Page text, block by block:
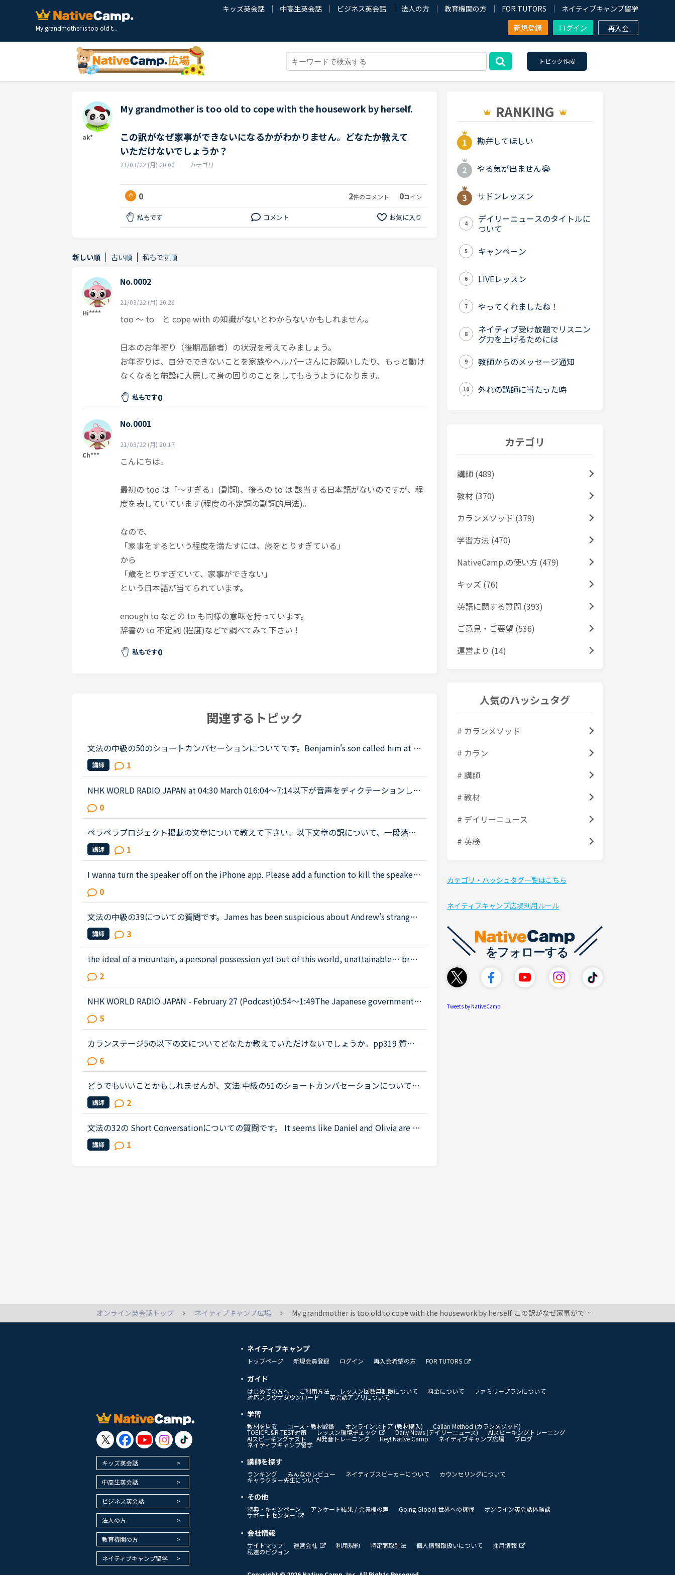
My grandmother is too old t...
キッズ英会話 中高生英会話 ビジネス英会話 法人の方 教育機関の方 FOR TUTORS
ネイティブキャンプ留学
新規登録
ログイン 再入会
トピック作成
ak*
My grandmother is too old to cope with the housework by herself.
この訳がなぜ家事ができないになるかがわかりません。どなたか教えて
いただけないでしょうか？
21/03/22 (月) 20:00 カテゴリ
0 2件のコメント 0コイン
私もです コメント お気に入り
新しい順 古い順 私もです順
Hi****
No.0002
21/03/22 (月) 20:26
too ～ to と cope with の知識がないとわからないかもしれません。
日本のお年寄り（後期高齢者）の状況を考えてみましょう。
お年寄りは、自分でできないことを家族やヘルパーさんにお願いしたり、もっと動け
なくなると施設に入居して身の回りのことをしてもらうようになります。
私もです0
Ch***
No.0001
21/03/22 (月) 20:17
こんにちは。
最初の too は「～すぎる」(副詞)、後ろの to は 該当する日本語がないのですが、程
度を表していています(程度の不定詞の副詞的用法)。
なので、
「家事をするという程度を満たすには、歳をとりすぎている」
から
「歳をとりすぎていて、家事ができない」
という日本語が当てられています。
enough to などの to も同様の意味を持っています。
辞書の to 不定詞 (程度)などで調べてみて下さい！
私もです0
関連するトピック
文法の中級の50のショートカンバセーションについてです。Benjamin's son called him at hi
s law firm while he was busy having a meeting. Benjamin &quot;What did my son say?&qu
ot; Secretary &quot;He sai...
講師 1
NHK WORLD RADIO JAPAN at 04:30 March 016:04～7:14以下が音声をディクテーションした
ものでしたが、音源が削除されてしまったので、このトピック自体をスルーしてください。A
n international research team of ...
0
ペラペラプロジェクト掲載の文章について教えて下さい。以下文章の訳について、一段落目
のI did not see enough female role model given the opportunity 〜とありますが、これは
「〜の機会が与えられた女性のロ...
講師 1
I wanna turn the speaker off on the iPhone app. Please add a function to kill the speaker
on the app.Very loud voice of tutors is coming from the speaker while tutors can not be h
earing voice of us...
0
文法の中級の39についての質問です。James has been suspicious about Andrew's strange b
ehavior lately.James「 Frankly, I don't know why you are still going to that farm. You wer
e only going there for ...
講師 3
the ideal of a mountain, a personal possession yet out of this world, unattainable… broo
ding over a country and a people which would shape the rest of my life.&quot; の意味を
教えて下さい。デイリー...
2
NHK WORLD RADIO JAPAN - February 27 (Podcast)0:54～1:49The Japanese government is
studying additional measures to prop up the tourist industry and smaller businesses hit
hard by the spread of a ne...
5
カランステージ5の以下の文についてどなたか教えていただけないでしょうか。pp319 質
問 What do you think you should do if you want to make a lot of money ?回答 If you★
want to make a lot of money, I t...
6
どうでもいいことかもしれませんが、文法 中級の51のショートカンバセーションについて質
問です。Daniel came back from Ben's house in the evening.Daniel “Ben asked me how yo
u were doing. How was your day...
講師 2
文法の32の Short Conversationについての質問です。 It seems like Daniel and Olivia are di
stracted by the street noises this evening.Olivia What's the matter? You are thinking abou
t something, aren't...
講師 1
RANKING
勘弁してほしい
やる気が出ません😭
サドンレッスン
4
デイリーニュースのタイトルに
ついて
5 キャンペーン
6 LIVEレッスン
7 やってくれましたね！
8
ネイティブ受け放題でリスニン
グ力を上げるためには
9 教師からのメッセージ通知
10 外れの講師に当たった時
カテゴリ
講師 (489)
教材 (370)
カランメソッド (379)
学習方法 (470)
NativeCamp.の使い方 (479)
キッズ (76)
英語に関する質問 (393)
ご意見・ご要望 (536)
運営より (14)
人気のハッシュタグ
# カランメソッド
# カラン
# 講師
# 教材
# デイリーニュース
# 英検
カテゴリ・ハッシュタグ一覧はこちら
ネイティブキャンプ広場利用ルール
Tweets by NativeCamp
オンライン英会話トップ ネイティブキャンプ広場 My grandmother is too old to cope with the housework by herself. この訳がなぜ家事ができないになるかがわかりません。どなたか教えていただけないでしょうか？
キッズ英会話
中高生英会話
ビジネス英会話
法人の方
教育機関の方
ネイティブキャンプ留学
ネイティブキャンプ
トップページ 新規会員登録 ログイン 再入会希望の方 FOR TUTORS
ガイド
はじめての方へ ご利用方法 レッスン回数無制限について 料金について ファミリープランについて
対応ブラウザダウンロード 英会話アプリについて
学習
教材を見る コース・教材診断 オンラインストア (教材購入) Callan Method (カランメソッド)
TOEIC®L&R TEST対策 レッスン環境チェック Daily News (デイリーニュース)
AIスピーキングトレーニング
AIスピーキングテスト
AI発音トレーニング Hey! Native Camp ネイティブキャンプ広場 ブログ
ネイティブキャンプ留学
講師を探す
ランキング みんなのレビュー ネイティブスピーカーについて カウンセリングについて
キャラクター先生について
その他
特典・キャンペーン アンケート結果 / 会員様の声 Going Global 世界への挑戦 オンライン英会話体験談
サポートセンター
会社情報
サイトマップ 運営会社 利用規約 特定商取引法 個人情報取扱いについて 採用情報
私達のビジョン